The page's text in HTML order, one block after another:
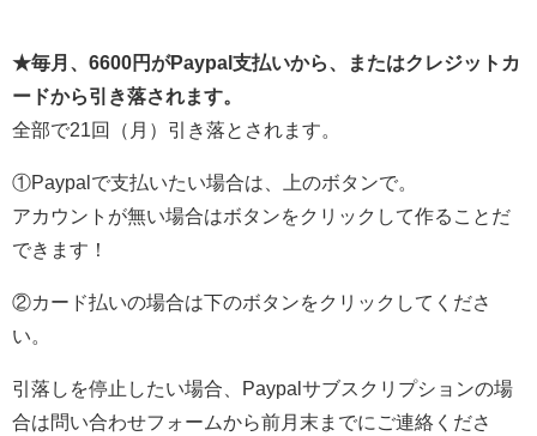
★毎月、6600円がPaypal支払いから、またはクレジットカ
ードから引き落されます。
全部で21回（月）引き落とされます。
①Paypalで支払いたい場合は、上のボタンで。
アカウントが無い場合はボタンをクリックして作ることだ
できます！
②カード払いの場合は下のボタンをクリックしてくださ
い。
引落しを停止したい場合、Paypalサブスクリプションの場
合は問い合わせフォームから前月末までにご連絡くださ